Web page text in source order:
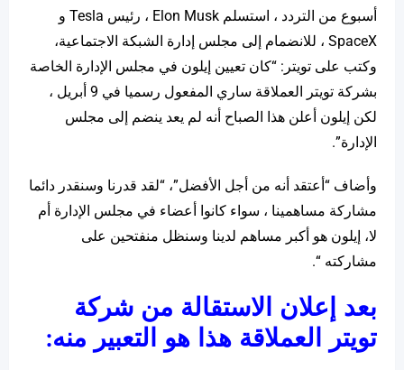
أسبوع من التردد ، استسلم Elon Musk ، رئيس Tesla و
SpaceX ، للانضمام إلى مجلس إدارة الشبكة الاجتماعية،
وكتب على تويتر: “كان تعيين إيلون في مجلس الإدارة الخاصة
بشركة تويتر العملاقة ساري المفعول رسميا في 9 أبريل ،
لكن إيلون أعلن هذا الصباح أنه لم يعد ينضم إلى مجلس
الإدارة”.
وأضاف “أعتقد أنه من أجل الأفضل”، “لقد قدرنا وسنقدر دائما
مشاركة مساهمينا ، سواء كانوا أعضاء في مجلس الإدارة أم
لا، إيلون هو أكبر مساهم لدينا وسنظل منفتحين على
مشاركته “.
بعد إعلان الاستقالة من شركة
تويتر العملاقة هذا هو التعبير منه: